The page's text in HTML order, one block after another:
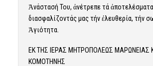
Ἀνάστασή Του, ἀνέτρεπε τά
διασφαλίζοντάς μας τήν ἐλευθερία, τήν
Ἁγιότητα.
ΕΚ ΤΗΣ ΙΕΡΑΣ ΜΗΤΡΟΠΟΛΕΩΣ ΜΑΡΩΝΕΙΑΣ
ΚΟΜΟΤΗΝΗΣ